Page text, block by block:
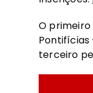
O
Pontifícias
terceiro